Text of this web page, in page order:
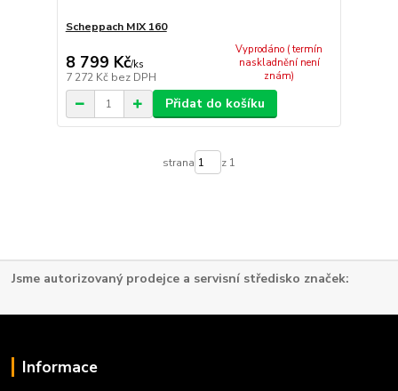
Scheppach MIX 160
8 799 Kč/ks
7 272 Kč bez DPH
Vyprodáno ( termín
naskladnění není
znám)
Přidat do košíku
strana z 1
Jsme autorizovaný prodejce a servisní středisko značek:
Informace